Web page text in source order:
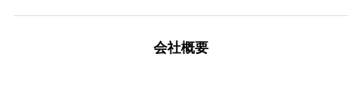
会社概要